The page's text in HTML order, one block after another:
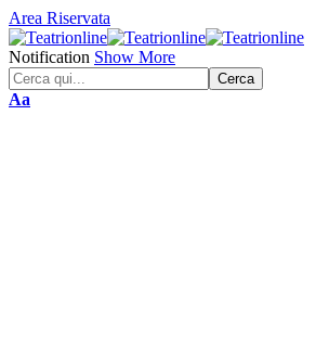
Area Riservata
Notification Show More
Font
Aa